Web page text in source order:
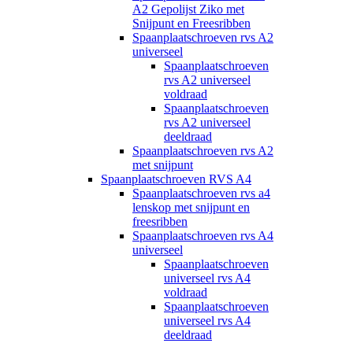
A2 Gepolijst Ziko met
Snijpunt en Freesribben
Spaanplaatschroeven rvs A2
universeel
Spaanplaatschroeven
rvs A2 universeel
voldraad
Spaanplaatschroeven
rvs A2 universeel
deeldraad
Spaanplaatschroeven rvs A2
met snijpunt
Spaanplaatschroeven RVS A4
Spaanplaatschroeven rvs a4
lenskop met snijpunt en
freesribben
Spaanplaatschroeven rvs A4
universeel
Spaanplaatschroeven
universeel rvs A4
voldraad
Spaanplaatschroeven
universeel rvs A4
deeldraad